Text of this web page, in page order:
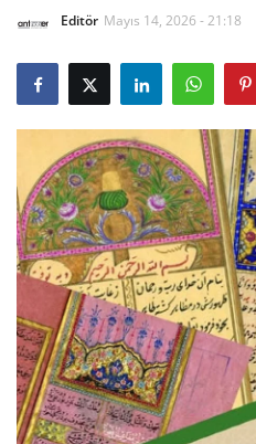
Çevre
Reklam ve İşbirliği
Bodrum Trafik Yoğunluk
Turizm
Siyaset
Bodrum Nöbetçi Eczaneler
Editör Mayıs 14, 2026 - 21:18